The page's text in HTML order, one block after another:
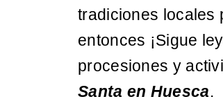
tradiciones locales
entonces ¡Sigue
procesiones y
Santa en Huesca.